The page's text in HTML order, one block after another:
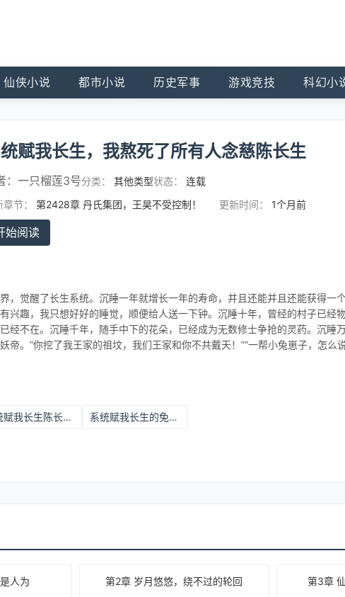
仙侠小说 都市小说 历史军事 游戏竞技 科幻小
赋我长生，我熬死了所有人念慈陈长生
一只榴莲3号分类： 其他类型状态：
连载
节：
第2428章 丹氏集团，王昊不受控制！ 更新时间： 1个月前
始阅读
，觉醒了长生系统。沉睡一年就增长一年的寿命，并且还能并且还能获得一
兴趣，我只想好好的睡觉，顺便给人送一下钟。沉睡十年，曾经的村子已经
经不在。沉睡千年，随手中下的花朵，已经成为无数修士争抢的灵药。沉睡
帝。“你挖了我王家的祖坟，我们王家和你不共戴天！”“一帮小兔崽子，怎么
系统赋我长生陈长生李念生笔趣阁 系统赋我长生的免费阅读
人为 第2章 岁月悠悠，绕不过的轮回 第3章